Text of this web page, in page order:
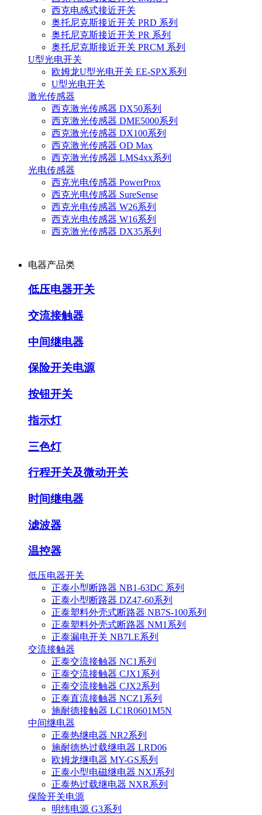
西克电感式接近开关
奥托尼克斯接近开关 PRD 系列
奥托尼克斯接近开关 PR 系列
奥托尼克斯接近开关 PRCM 系列
U型光电开关
欧姆龙U型光电开关 EE-SPX系列
U型光电开关
激光传感器
西克激光传感器 DX50系列
西克激光传感器 DME5000系列
西克激光传感器 DX100系列
西克激光传感器 OD Max
西克激光传感器 LMS4xx系列
光电传感器
西克光电传感器 PowerProx
西克光电传感器 SureSense
西克光电传感器 W26系列
西克光电传感器 W16系列
西克激光传感器 DX35系列
电器产品类
低压电器开关
交流接触器
中间继电器
保险开关电源
按钮开关
指示灯
三色灯
行程开关及微动开关
时间继电器
滤波器
温控器
低压电器开关
正泰小型断路器 NB1-63DC 系列
正泰小型断路器 DZ47-60系列
正泰塑料外壳式断路器 NB7S-100系列
正泰塑料外壳式断路器 NM1系列
正泰漏电开关 NB7LE系列
交流接触器
正泰交流接触器 NC1系列
正泰交流接触器 CJX1系列
正泰交流接触器 CJX2系列
正泰直流接触器 NCZ1系列
施耐德接触器 LC1R0601M5N
中间继电器
正泰热继电器 NR2系列
施耐德热过载继电器 LRD06
欧姆龙继电器 MY-GS系列
正泰小型电磁继电器 NXJ系列
正泰热过载继电器 NXR系列
保险开关电源
明纬电源 G3系列